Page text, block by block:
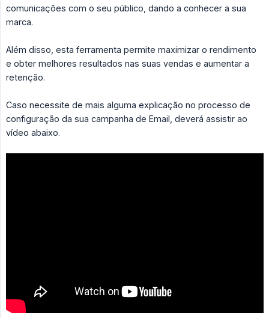
comunicações com o seu público, dando a conhecer a sua
marca.
Além disso, esta ferramenta permite maximizar o rendimento
e obter melhores resultados nas suas vendas e aumentar a
retenção.
Caso necessite de mais alguma explicação no processo de
configuração da sua campanha de Email, deverá assistir ao
vídeo abaixo.